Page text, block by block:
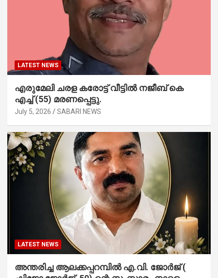
LATEST NEWS
എരുമേലി ചരള കരോട്ട് വീട്ടിൽ നജീബ് കെ
എച്ച് (55) മരണപ്പെട്ടു.
July 5, 2026 SABARI NEWS
LATEST NEWS
അന്തരിച്ച ആ​ല​ക്ക​പ്പ​റമ്പിൽ​ എ.​വി. ജോ​ർ​ജ് (